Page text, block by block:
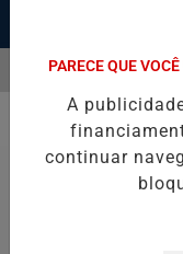
Pesquisar
POR 'GANGUE DA
EM ALTA
Tempo
PARECE QUE
A
continuar